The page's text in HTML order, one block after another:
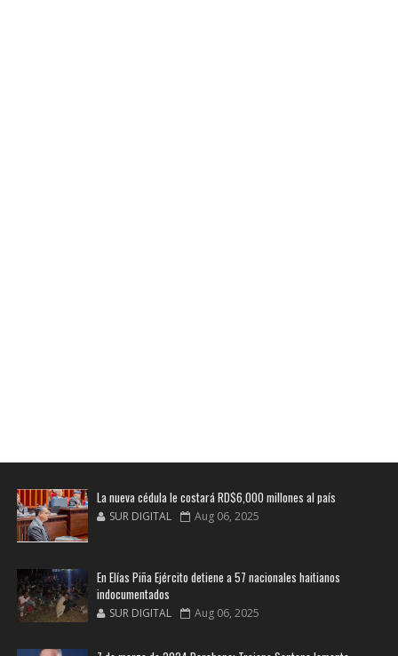
La nueva cédula le costará RD$6,000 millones al país
SUR DIGITAL Aug 06, 2025
En Elías Piña Ejército detiene a 57 nacionales haitianos
indocumentados
SUR DIGITAL Aug 06, 2025